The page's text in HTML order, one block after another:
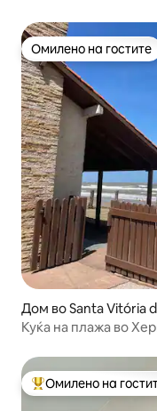
Омилено на гостите
Омилено на гостите
Дом во Santa Vitória
Куќа на плажа во
Меѓу најуспешните
Омилено на